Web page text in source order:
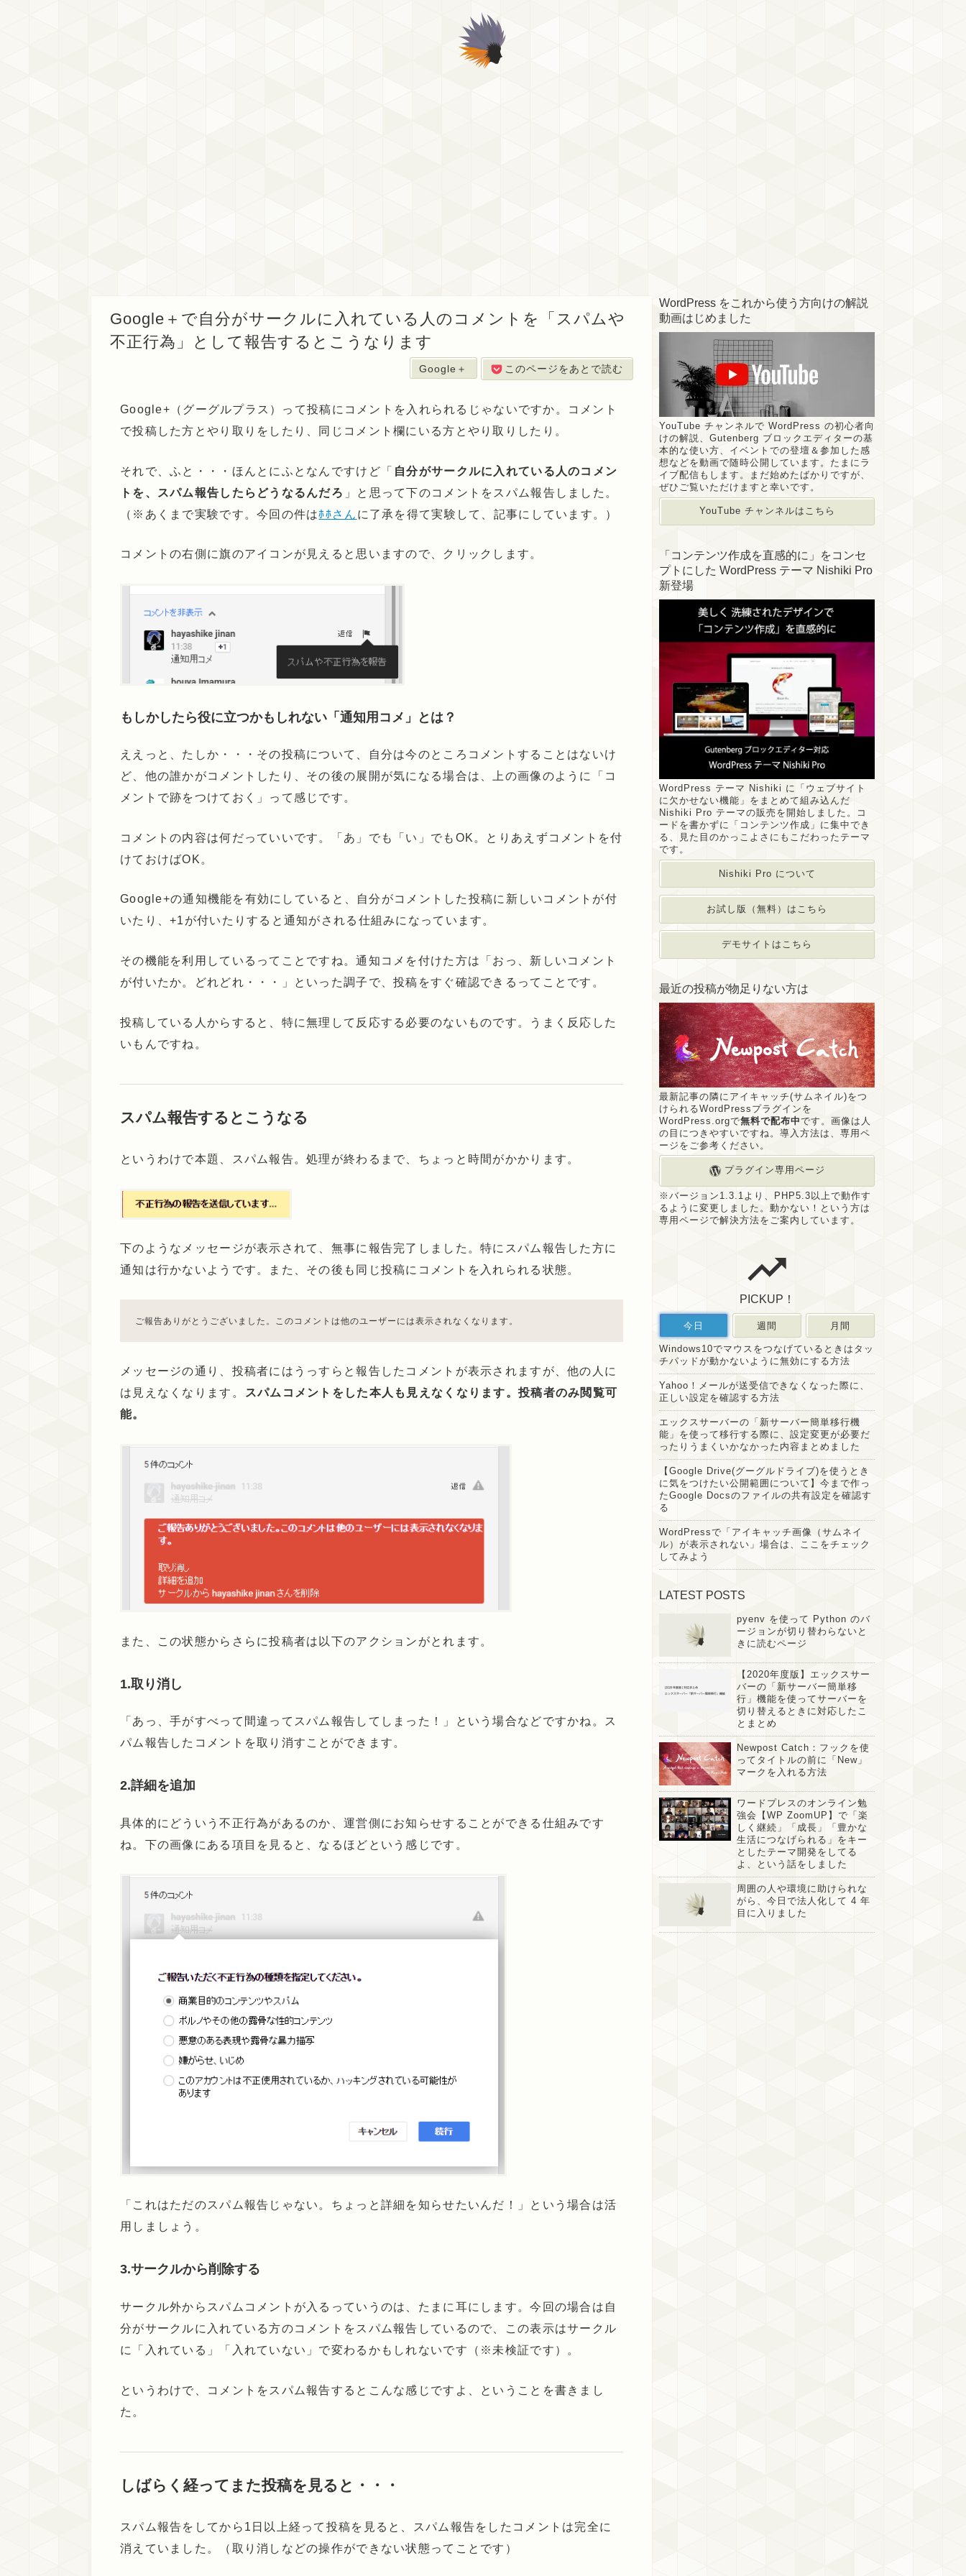
Google＋で自分がサークルに入れている人のコメントを「スパムや
不正行為」として報告するとこうなります
Google＋ このページをあとで読む
Google+（グーグルプラス）って投稿にコメントを入れられるじゃないですか。コメント
で投稿した方とやり取りをしたり、同じコメント欄にいる方とやり取りしたり。
それで、ふと・・・ほんとにふとなんですけど「 自分がサークルに入れている人のコメン
トを、スパム報告したらどうなるんだろ 」と思って下のコメントをスパム報告しました。
（※あくまで実験です。今回の件はﾎﾎさん に了承を得て実験して、記事にしています。）
コメントの右側に旗のアイコンが見えると思いますので、クリックします。
もしかしたら役に立つかもしれない「通知用コメ」とは？
ええっと、たしか・・・その投稿について、自分は今のところコメントすることはないけ
ど、他の誰かがコメントしたり、その後の展開が気になる場合は、上の画像のように「コ
メントで跡をつけておく」って感じです。
コメントの内容は何だっていいです。「あ」でも「い」でもOK。とりあえずコメントを付
けておけばOK。
Google+の通知機能を有効にしていると、自分がコメントした投稿に新しいコメントが付
いたり、+1が付いたりすると通知がされる仕組みになっています。
その機能を利用しているってことですね。通知コメを付けた方は「おっ、新しいコメント
が付いたか。どれどれ・・・」といった調子で、投稿をすぐ確認できるってことです。
投稿している人からすると、特に無理して反応する必要のないものです。うまく反応した
いもんですね。
スパム報告するとこうなる
というわけで本題、スパム報告。処理が終わるまで、ちょっと時間がかかります。
下のようなメッセージが表示されて、無事に報告完了しました。特にスパム報告した方に
通知は行かないようです。また、その後も同じ投稿にコメントを入れられる状態。
ご報告ありがとうございました。このコメントは他のユーザーには表示されなくなります。
メッセージの通り、投稿者にはうっすらと報告したコメントが表示されますが、他の人に
は見えなくなります。
スパムコメントをした本人も見えなくなります。投稿者のみ閲覧可
能。
また、この状態からさらに投稿者は以下のアクションがとれます。
1.取り消し
「あっ、手がすべって間違ってスパム報告してしまった！」という場合などですかね。ス
パム報告したコメントを取り消すことができます。
2.詳細を追加
具体的にどういう不正行為があるのか、運営側にお知らせすることができる仕組みです
ね。下の画像にある項目を見ると、なるほどという感じです。
「これはただのスパム報告じゃない。ちょっと詳細を知らせたいんだ！」という場合は活
用しましょう。
3.サークルから削除する
サークル外からスパムコメントが入るっていうのは、たまに耳にします。今回の場合は自
分がサークルに入れている方のコメントをスパム報告しているので、この表示はサークル
に「入れている」「入れていない」で変わるかもしれないです（※未検証です）。
というわけで、コメントをスパム報告するとこんな感じですよ、ということを書きまし
た。
しばらく経ってまた投稿を見ると・・・
スパム報告をしてから1日以上経って投稿を見ると、スパム報告をしたコメントは完全に
消えていました。（取り消しなどの操作ができない状態ってことです）
WordPress をこれから使う方向けの解説
動画はじめました
YouTube チャンネルで WordPress の初心者向
けの解説、Gutenberg ブロックエディターの基
本的な使い方、イベントでの登壇＆参加した感
想などを動画で随時公開しています。たまにラ
イブ配信もします。まだ始めたばかりですが、
ぜひご覧いただけますと幸いです。
YouTube チャンネルはこちら
「コンテンツ作成を直感的に」をコンセ
プトにした WordPress テーマ Nishiki Pro
新登場
WordPress テーマ Nishiki に「ウェブサイト
に欠かせない機能」をまとめて組み込んだ
Nishiki Pro テーマの販売を開始しました。コ
ードを書かずに「コンテンツ作成」に集中でき
る、見た目のかっこよさにもこだわったテーマ
です。
Nishiki Pro について
お試し版（無料）はこちら
デモサイトはこちら
最近の投稿が物足りない方は
最新記事の隣にアイキャッチ(サムネイル)をつ
けられるWordPressプラグインを
WordPress.orgで無料で配布中です。画像は人
の目につきやすいですね。導入方法は、専用ペ
ージをご参考ください。
プラグイン専用ページ
※バージョン1.3.1より、PHP5.3以上で動作す
るように変更しました。動かない！という方は
専用ページで解決方法をご案内しています。
PICKUP！
今日 週間 月間
Windows10でマウスをつなげているときはタッ
チパッドが動かないように無効にする方法
Yahoo！メールが送受信できなくなった際に、
正しい設定を確認する方法
エックスサーバーの「新サーバー簡単移行機
能」を使って移行する際に、設定変更が必要だ
ったりうまくいかなかった内容まとめました
【Google Drive(グーグルドライブ)を使うとき
に気をつけたい公開範囲について】今まで作っ
たGoogle Docsのファイルの共有設定を確認す
る
WordPressで「アイキャッチ画像（サムネイ
ル）が表示されない」場合は、ここをチェック
してみよう
LATEST POSTS
pyenv を使って Python のバ
ージョンが切り替わらないと
きに読むページ
【2020年度版】エックスサー
バーの「新サーバー簡単移
行」機能を使ってサーバーを
切り替えるときに対応したこ
とまとめ
Newpost Catch：フックを使
ってタイトルの前に「New」
マークを入れる方法
ワードプレスのオンライン勉
強会【WP ZoomUP】で「楽
しく継続」「成長」「豊かな
生活につなげられる」をキー
としたテーマ開発をしてる
よ、という話をしました
周囲の人や環境に助けられな
がら、今日で法人化して 4 年
目に入りました